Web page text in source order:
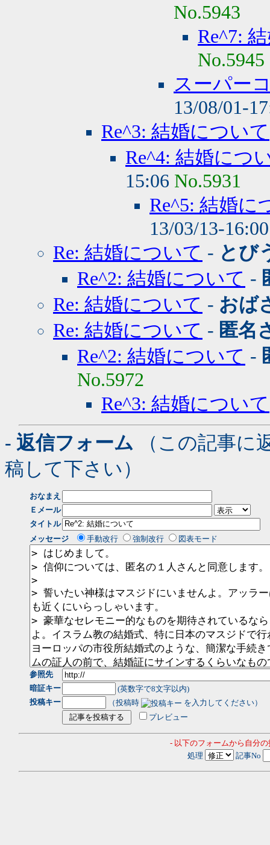
No.5943
Re^7:
No.5945
スーパー
13/08/01-
Re^3: 結婚について
Re^4: 結婚につ
15:06 No.5931
Re^5: 結婚に
13/03/13-
Re: 結婚について - とび
Re^2: 結婚について -
Re: 結婚について - おば
Re: 結婚について - 匿名
Re^2: 結婚について -
No.5972
Re^3: 結婚について
- 返信フォーム （この記事に
稿して下さい）
おなまえ
Ｅメール
タイトル
メッセージ
手動改行 強制改行 図表モード
参照先
暗証キー
(英数字で8文字以内)
投稿キー
（投稿時
を入力してください）
プレビュー
- 以下のフォームから自分
処理
記事No